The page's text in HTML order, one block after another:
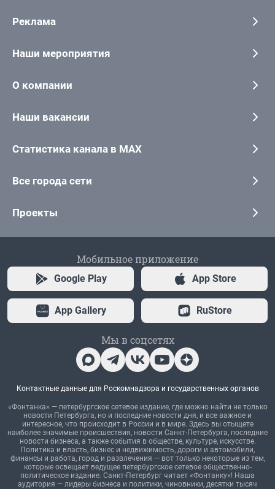
Реклама
Наши мероприятия
О компании
Наши вакансии
Статистика канала в MAX
Все города сети
Проекты
Мобильное приложение
Google Play App Store
App Gallery RuStore
Мы в соцсетях
Контактные данные для Роскомнадзора и государственных органов
«Фонтанка» — петербургское сетевое издание, где можно найти не только
новости Петербурга, но и последние новости дня, и все важное и
интересное, что происходит в России и в мире. Здесь вы отыщете
наиболее значимые происшествия, новости Санкт-Петербурга, последние
новости бизнеса, а также события в обществе, культуре, искусстве.
Политика и власть, бизнес и недвижимость, дороги и автомобили,
финансы и работа, город и развлечения — вот только некоторые из тем,
которые освещает ведущее петербургское сетевое общественно-
политическое издание. Санкт-Петербург читает «Фонтанку»! Наша
аудитория — лидеры бизнеса и политики, чиновники, десятки тысяч